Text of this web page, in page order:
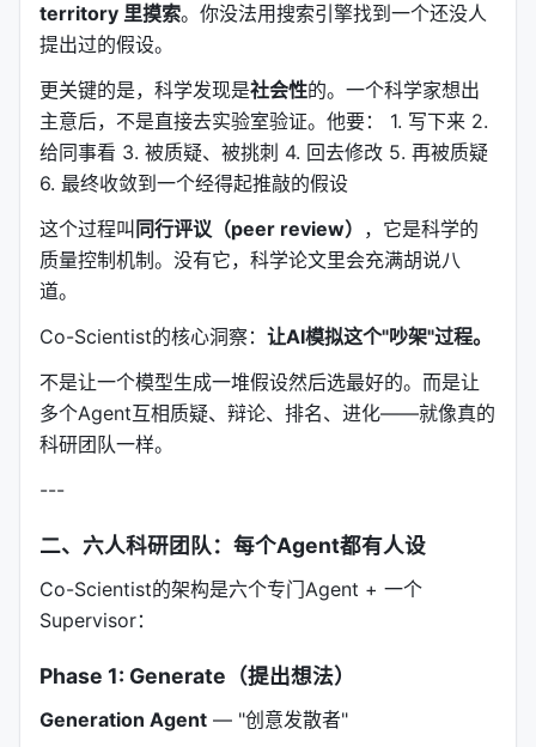
territory 里摸索。你没法用搜索引擎找到一个还没人
提出过的假设。
更关键的是，科学发现是社会性的。一个科学家想出
主意后，不是直接去实验室验证。他要： 1. 写下来 2.
给同事看 3. 被质疑、被挑刺 4. 回去修改 5. 再被质疑
6. 最终收敛到一个经得起推敲的假设
这个过程叫 同行评议（peer review） ，它是科学的
质量控制机制。没有它，科学论文里会充满胡说八
道。
Co-Scientist的核心洞察： 让AI模拟这个"吵架"过程。
不是让一个模型生成一堆假设然后选最好的。而是让
多个Agent互相质疑、辩论、排名、进化——就像真的
科研团队一样。
---
二、六人科研团队：每个Agent都有人设
Co-Scientist的架构是六个专门Agent + 一个
Supervisor：
Phase 1: Generate（提出想法）
Generation Agent — "创意发散者"